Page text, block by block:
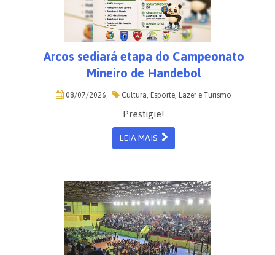
Arcos sediará etapa do Campeonato
Mineiro de Handebol
08/07/2026 Cultura, Esporte, Lazer e Turismo
Prestigie!
LEIA MAIS